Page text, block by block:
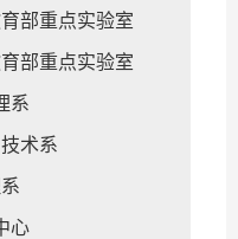
部重点实验室
部重点实验室
系
术系
心